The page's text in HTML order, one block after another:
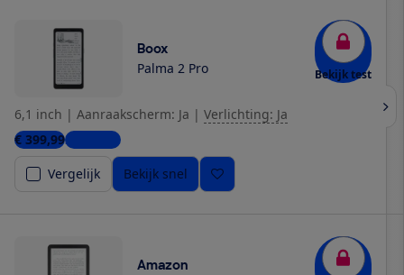
Boox
Palma 2 Pro Bekijk test
6,1 inch | Aanraakscherm: Ja | Verlichting: Ja
€ 399,992 winkels
Vergelijk
Bekijk snel
Amazon